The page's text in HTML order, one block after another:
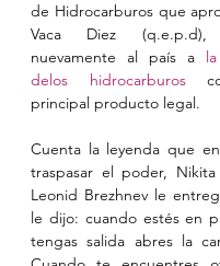
de Hidrocarburos que
Vaca Diez (q.e.p.d),
nuevamente al país a
delos hidrocarburos
principal producto legal.
Cuenta la leyenda que
traspasar el poder, Nikita
Leonid Brezhnev le
le dijo: cuando estés en
tengas salida abres la